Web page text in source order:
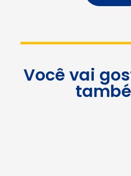
Você vai